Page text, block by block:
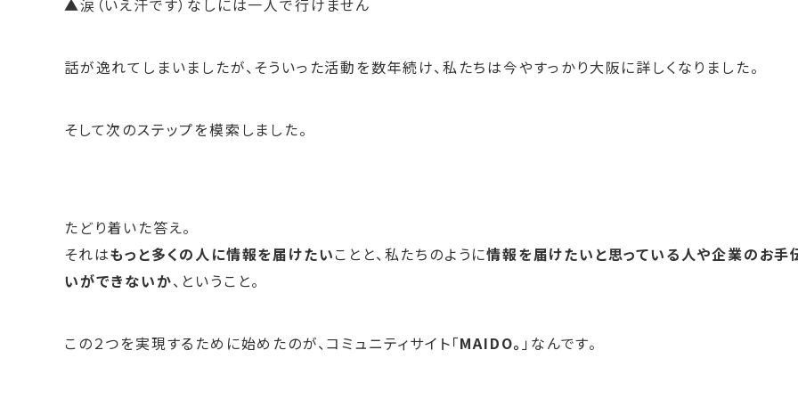
▲涙（いえ汗です）なしには一人で行けません
話が逸れてしまいましたが、そういった活動を数年続け、私たちは今やすっかり大阪に詳しくなりました。
そして次のステップを模索しました。
たどり着いた答え。
それはもっと多くの人に情報を届けたいことと、私たちのように情報を届けたいと思っている人や企業のお手
いができないか、ということ。
この２つを実現するために始めたのが、コミュニティサイト「MAIDO。 」なんです。